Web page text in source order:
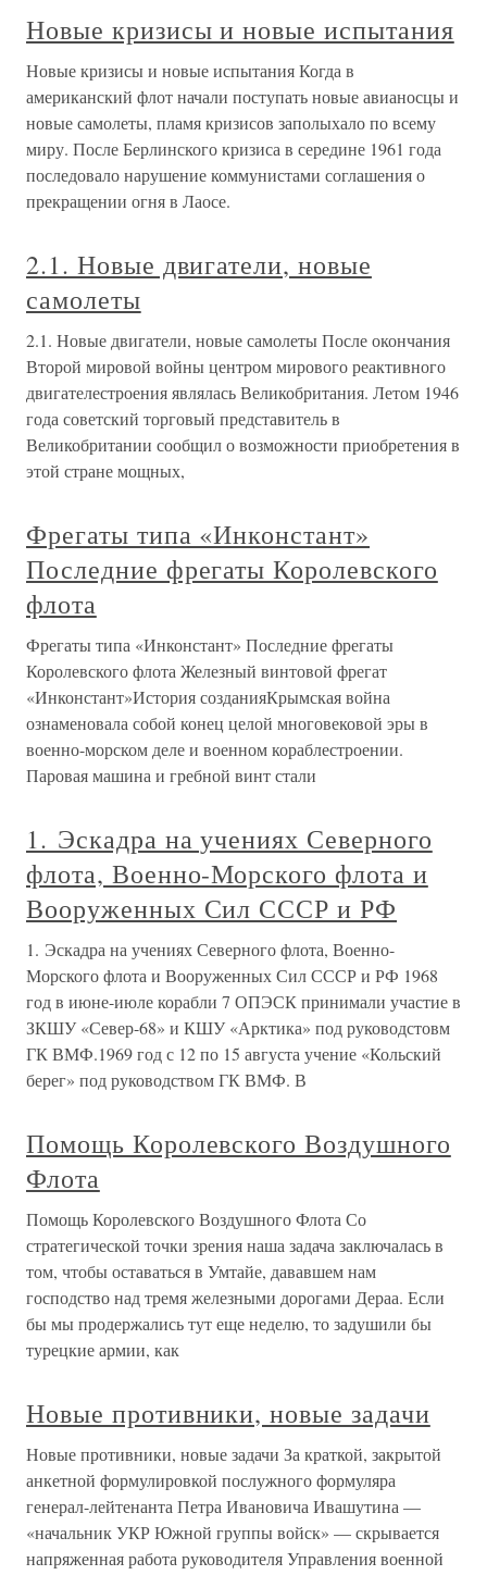
Новые кризисы и новые испытания
Новые кризисы и новые испытания Когда в
американский флот начали поступать новые авианосцы и
новые самолеты, пламя кризисов заполыхало по всему
миру. После Берлинского кризиса в середине 1961 года
последовало нарушение коммунистами соглашения о
прекращении огня в Лаосе.
2.1. Новые двигатели, новые
самолеты
2.1. Новые двигатели, новые самолеты После окончания
Второй мировой войны центром мирового реактивного
двигателестроения являлась Великобритания. Летом 1946
года советский торговый представитель в
Великобритании сообщил о возможности приобретения в
этой стране мощных,
Фрегаты типа «Инконстант»
Последние фрегаты Королевского
флота
Фрегаты типа «Инконстант» Последние фрегаты
Королевского флота Железный винтовой фрегат
«Инконстант»История созданияКрымская война
ознаменовала собой конец целой многовековой эры в
военно-морском деле и военном кораблестроении.
Паровая машина и гребной винт стали
1. Эскадра на учениях Северного
флота, Военно-Морского флота и
Вооруженных Сил СССР и РФ
1. Эскадра на учениях Северного флота, Военно-
Морского флота и Вооруженных Сил СССР и РФ 1968
год в июне-июле корабли 7 ОПЭСК принимали участие в
ЗКШУ «Север-68» и КШУ «Арктика» под руководстовм
ГК ВМФ.1969 год с 12 по 15 августа учение «Кольский
берег» под руководством ГК ВМФ. В
Помощь Королевского Воздушного
Флота
Помощь Королевского Воздушного Флота Со
стратегической точки зрения наша задача заключалась в
том, чтобы оставаться в Умтайе, дававшем нам
господство над тремя железными дорогами Дераа. Если
бы мы продержались тут еще неделю, то задушили бы
турецкие армии, как
Новые противники, новые задачи
Новые противники, новые задачи За краткой, закрытой
анкетной формулировкой послужного формуляра
генерал-лейтенанта Петра Ивановича Ивашутина —
«начальник УКР Южной группы войск» — скрывается
напряженная работа руководителя Управления военной